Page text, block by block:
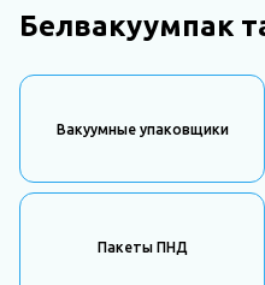
Белвакуумпак
Вакуумные упаковщики
Пакеты ПНД